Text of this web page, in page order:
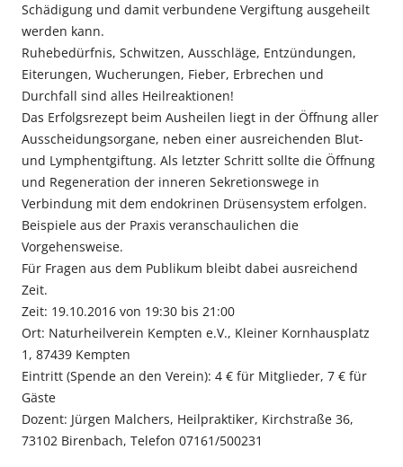
Schädigung und damit verbundene Vergiftung ausgeheilt
werden kann.
Ruhebedürfnis, Schwitzen, Ausschläge, Entzündungen,
Eiterungen, Wucherungen, Fieber, Erbrechen und
Durchfall sind alles Heilreaktionen!
Das Erfolgsrezept beim Ausheilen liegt in der Öffnung aller
Ausscheidungsorgane, neben einer ausreichenden Blut-
und Lymphentgiftung. Als letzter Schritt sollte die Öffnung
und Regeneration der inneren Sekretionswege in
Verbindung mit dem endokrinen Drüsensystem erfolgen.
Beispiele aus der Praxis veranschaulichen die
Vorgehensweise.
Für Fragen aus dem Publikum bleibt dabei ausreichend
Zeit.
Zeit: 19.10.2016 von 19:30 bis 21:00
Ort: Naturheilverein Kempten e.V., Kleiner Kornhausplatz
1, 87439 Kempten
Eintritt (Spende an den Verein): 4 € für Mitglieder, 7 € für
Gäste
Dozent: Jürgen Malchers, Heilpraktiker, Kirchstraße 36,
73102 Birenbach, Telefon 07161/500231